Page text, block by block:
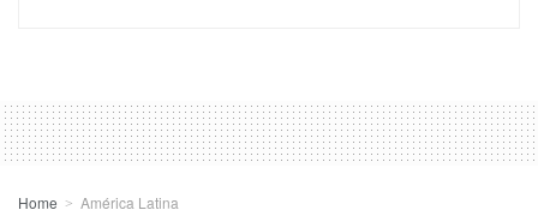
Home América Latina